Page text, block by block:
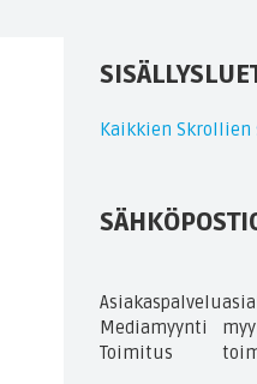
Kaikkien
Asiakaspalvelu
Mediamyynti
Toimitus